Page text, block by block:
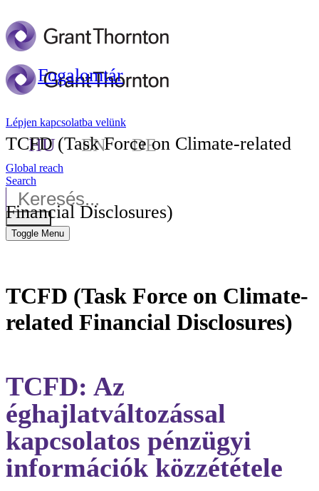
Lépjen kapcsolatba velünk
HU EN DE
Global reach
Search
Toggle Menu
Fogalomtár
TCFD (Task Force on Climate-related
Financial Disclosures)
TCFD (Task Force on Climate-
related Financial Disclosures)
TCFD: Az
éghajlatváltozással
kapcsolatos pénzügyi
információk közzététele